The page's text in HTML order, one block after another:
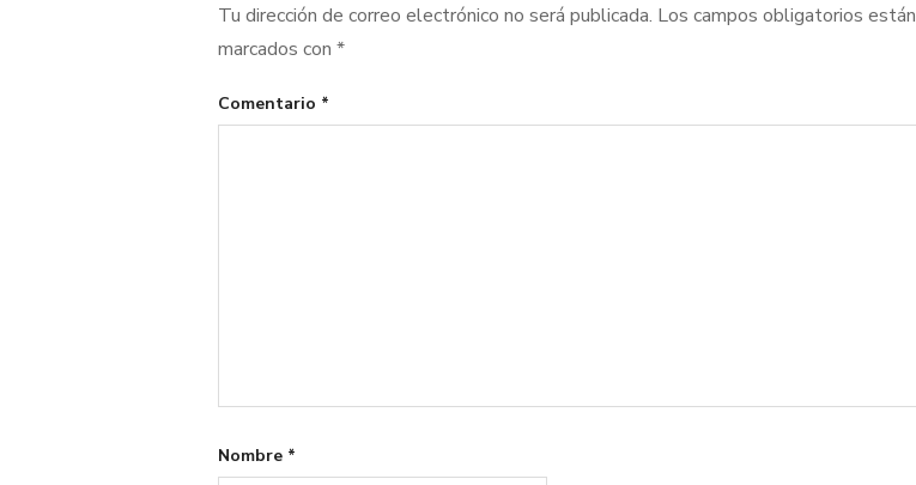
Tu dirección de correo electrónico no será publicada. Los campos obligatorios están
marcados con *
Comentario *
Nombre *